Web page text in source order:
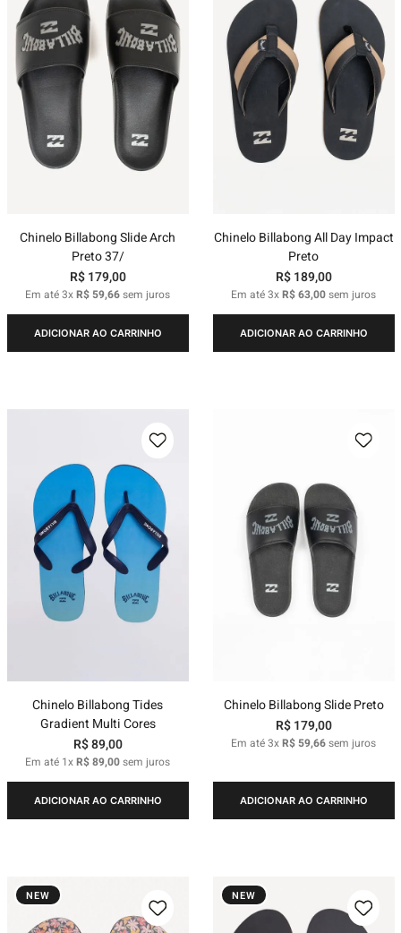
Chinelo Billabong Slide Arch
Preto 37/
R$ 179,00
Em até3xR$ 59,66sem juros
ADICIONAR AO CARRINHO
Chinelo Billabong All Day Impact
Preto
R$ 189,00
Em até3xR$63,00sem juros
ADICIONAR AO CARRINHO
Chinelo Billabong Tides
Gradient Multi Cores
R$89,00
Em até 1xR$89,00sem juros
ADICIONAR AO CARRINHO
Chinelo Billabong Slide Preto
R$ 179,00
Em até3xR$ 59,66sem juros
ADICIONAR AO CARRINHO
NEW NEW